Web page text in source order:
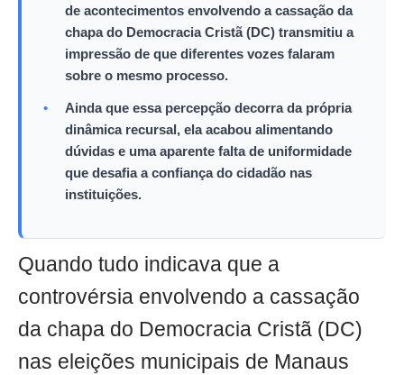
de acontecimentos envolvendo a cassação da
chapa do Democracia Cristã (DC) transmitiu a
impressão de que diferentes vozes falaram
sobre o mesmo processo.
•
Ainda que essa percepção decorra da própria
dinâmica recursal, ela acabou alimentando
dúvidas e uma aparente falta de uniformidade
que desafia a confiança do cidadão nas
instituições.
Quando tudo indicava que a
controvérsia envolvendo a cassação
da chapa do Democracia Cristã (DC)
nas eleições municipais de Manaus